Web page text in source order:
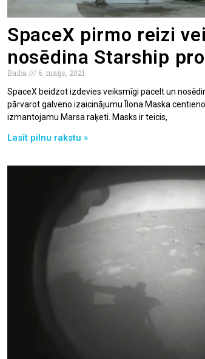
SpaceX pirmo reizi
nosēdina Starship
Baiba
6. maijs, 2021
SpaceX beidzot izdevies veiksmīgi pacelt un
pārvarot galveno izaicinājumu Īlona Maska
izmantojamu Marsa raķeti. Masks ir teicis,
Lasīt pilnu rakstu »